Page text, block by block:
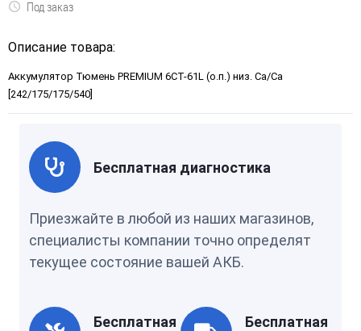
Под заказ
Описание товара:
Аккумулятор Тюмень PREMIUM 6СТ-61L (о.п.) низ. Ca/Ca
[242/175/175/540]
Бесплатная диагностика
Приезжайте в любой из наших магазинов,
специалисты компании точно определят
текущее состояние вашей АКБ.
Бесплатная
Бесплатная